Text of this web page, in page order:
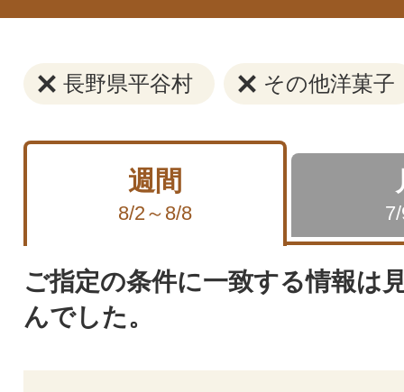
長野県平谷村 その他洋菓子
週間
8/2～8/8
ご指定の条件に一致する情報は
んでした。